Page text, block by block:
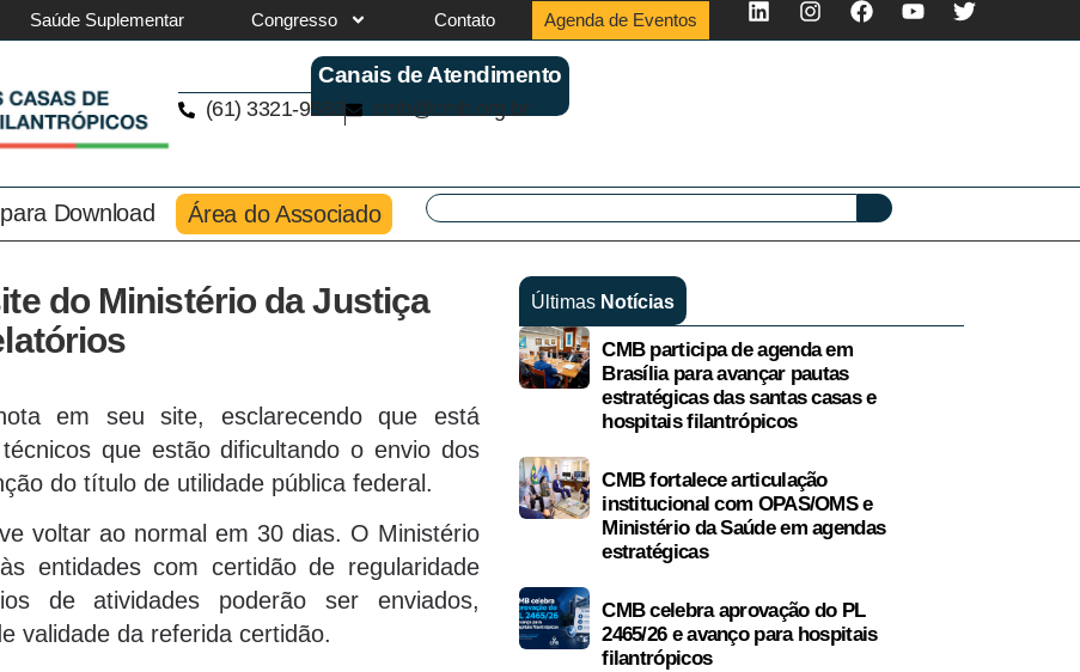
Saúde Suplementar Congresso Contato Agenda de Eventos
Canais de Atendimento
(61) 3321-9563 cmb@cmb.org.br
Download Área do Associado
do Ministério da Justiça
em seu site, esclarecendo que está
que estão dificultando o envio dos
do título de utilidade pública federal.
voltar ao normal em 30 dias. O Ministério
entidades com certidão de regularidade
de atividades poderão ser enviados,
validade da referida certidão.
Últimas Notícias
CMB participa de agenda em
Brasília para avançar pautas
estratégicas das santas casas e
hospitais filantrópicos
CMB fortalece articulação
institucional com OPAS/OMS e
Ministério da Saúde em agendas
estratégicas
CMB celebra aprovação do PL
2465/26 e avanço para hospitais
filantrópicos